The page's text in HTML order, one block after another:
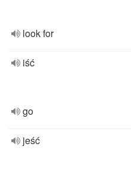
look for
iść
go
jeść